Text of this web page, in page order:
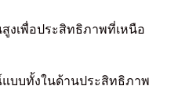
งเพื่อประสิทธิภาพที่เหนือ
บบทั้งในด้านประสิทธิภาพ